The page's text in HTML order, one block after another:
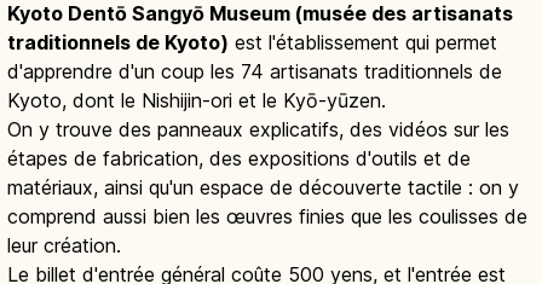
Kyoto Dentō Sangyō Museum (musée des artisanats
traditionnels de Kyoto) est l'établissement qui permet
d'apprendre d'un coup les 74 artisanats traditionnels de
Kyoto, dont le Nishijin-ori et le Kyō-yūzen.
On y trouve des panneaux explicatifs, des vidéos sur les
étapes de fabrication, des expositions d'outils et de
matériaux, ainsi qu'un espace de découverte tactile : on y
comprend aussi bien les œuvres finies que les coulisses de
leur création.
Le billet d'entrée général coûte 500 yens, et l'entrée est